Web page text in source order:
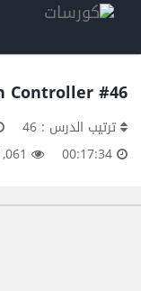
#46 Validation In Controller
ترتيب الدرس : 46